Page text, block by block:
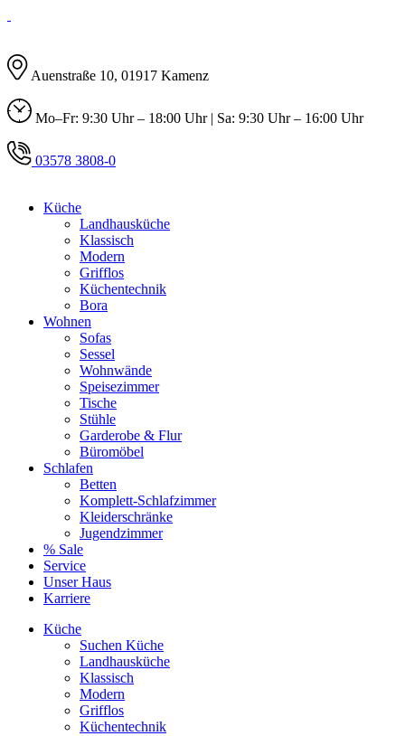
Auenstraße 10, 01917 Kamenz
Mo–Fr: 9:30 Uhr – 18:00 Uhr | Sa: 9:30 Uhr – 16:00 Uhr
03578 3808-0
Küche
Landhausküche
Klassisch
Modern
Grifflos
Küchentechnik
Bora
Wohnen
Sofas
Sessel
Wohnwände
Speisezimmer
Tische
Stühle
Garderobe & Flur
Büromöbel
Schlafen
Betten
Komplett-Schlafzimmer
Kleiderschränke
Jugendzimmer
% Sale
Service
Unser Haus
Karriere
Küche
Suchen Küche
Landhausküche
Klassisch
Modern
Grifflos
Küchentechnik